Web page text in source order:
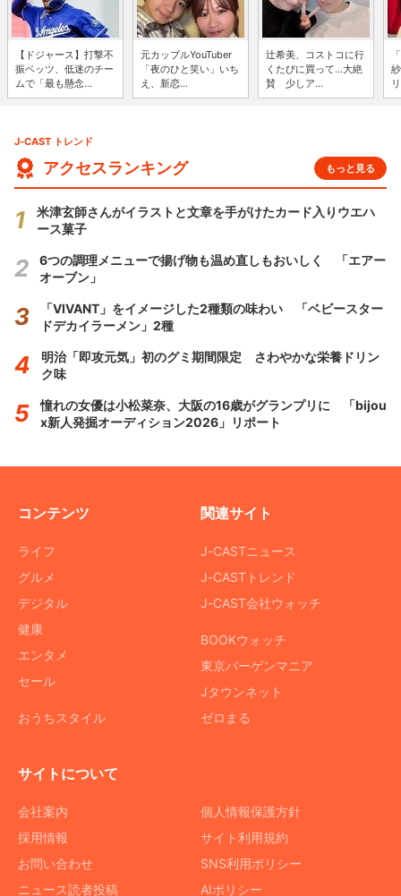
【ドジャース】打撃不
振ベッツ、低迷のチー
ムで「最も懸念...
元カップルYouTuber
「夜のひと笑い」いち
え、新恋...
辻希美、コストコに行
くたびに買って...大絶
賛 少しア...
J-CAST トレンド
アクセスランキング もっと見る
米津玄師さんがイラストと文章を手がけたカード入りウエハ
ース菓子
6つの調理メニューで揚げ物も温め直しもおいしく 「エアー
オーブン」
「VIVANT」をイメージした2種類の味わい 「ベビースター
ドデカイラーメン」2種
明治「即攻元気」初のグミ期間限定 さわやかな栄養ドリン
ク味
憧れの女優は小松菜奈、大阪の16歳がグランプリに 「bijou
x新人発掘オーディション2026」リポート
コンテンツ
ライフ
グルメ
デジタル
健康
エンタメ
セール
おうちスタイル
関連サイト
J-CASTニュース
J-CASTトレンド
J-CAST会社ウォッチ
BOOKウォッチ
東京バーゲンマニア
Jタウンネット
ゼロまる
サイトについて
会社案内
採用情報
お問い合わせ
ニュース読者投稿
個人情報保護方針
サイト利用規約
SNS利用ポリシー
AIポリシー